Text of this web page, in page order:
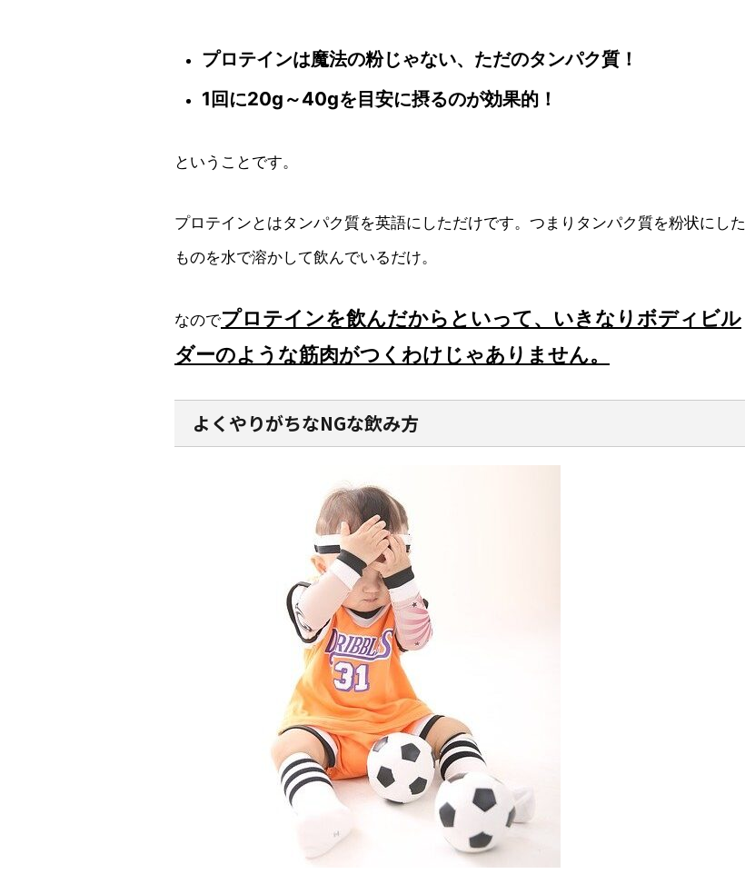
プロテインは魔法の粉じゃない、ただのタンパク質！
1回に20g～40gを目安に摂るのが効果的！
ということです。
プロテインとはタンパク質を英語にしただけです。つまりタンパク質を粉状にした
ものを水で溶かして飲んでいるだけ。
なのでプロテインを飲んだからといって、いきなりボディビル
ダーのような筋肉がつくわけじゃありません。
よくやりがちなNGな飲み方